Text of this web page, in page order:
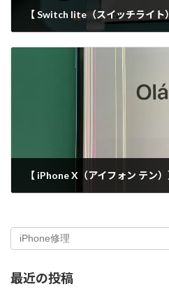
最近の投稿